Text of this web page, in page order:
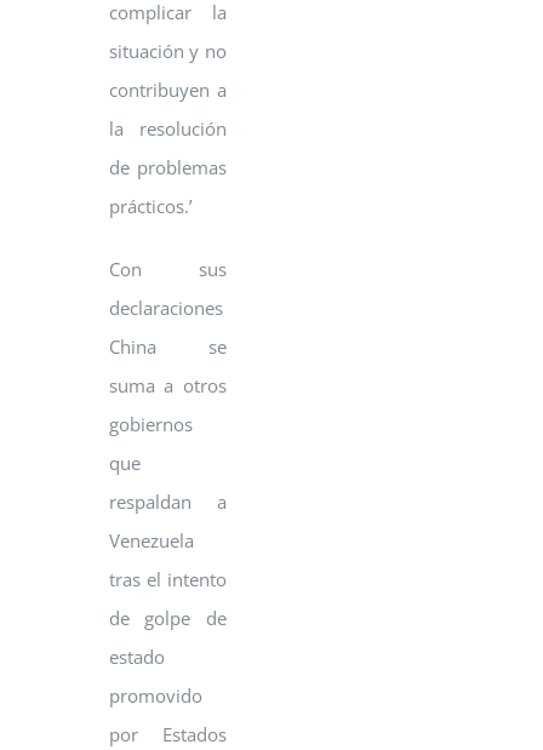
complicar la
situación y no
contribuyen a
la resolución
de problemas
prácticos.’
Con sus
declaraciones
China se
suma a otros
gobiernos
que
respaldan a
Venezuela
tras el intento
de golpe de
estado
promovido
por Estados